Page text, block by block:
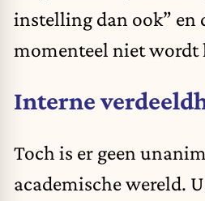
instelling dan ook” en
momenteel niet wordt
Interne
Toch is er geen
academische wereld.